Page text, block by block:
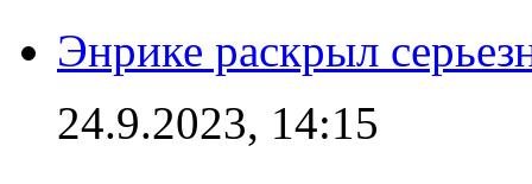
Энрике раскрыл
24.9.2023, 14:15